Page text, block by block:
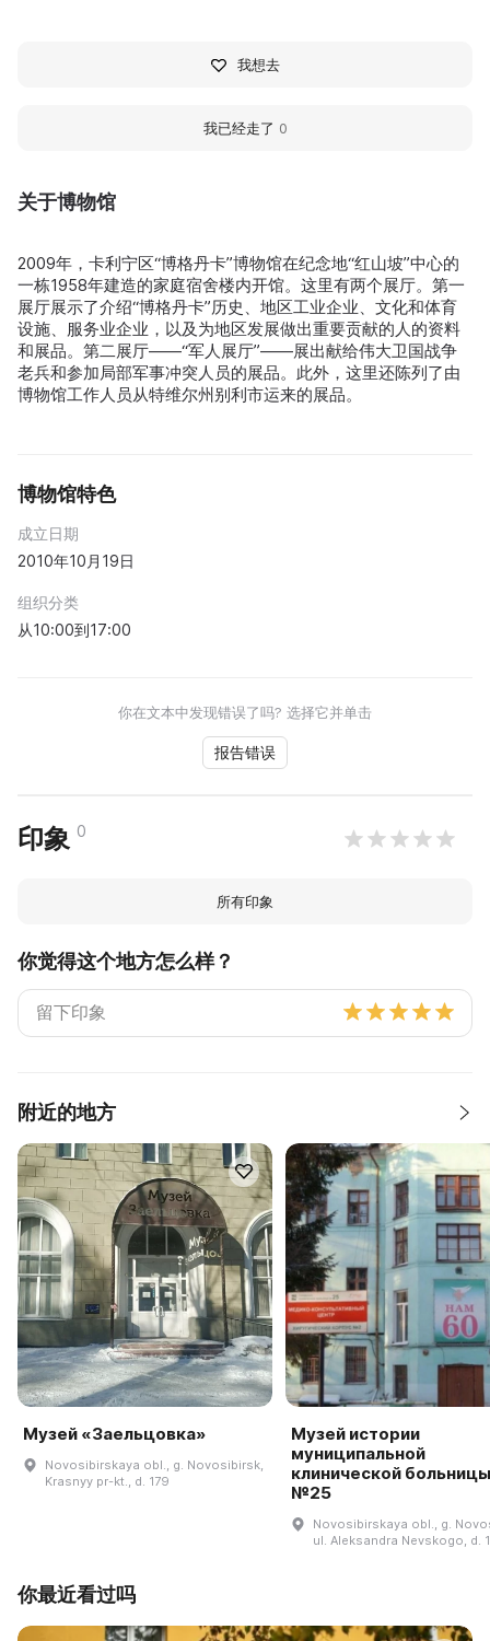
关于博物馆
2009年，卡利宁区“博格丹卡”博物馆在纪念地“红山坡”中心的
一栋1958年建造的家庭宿舍楼内开馆。这里有两个展厅。第一
展厅展示了介绍“博格丹卡”历史、地区工业企业、文化和体育
设施、服务业企业，以及为地区发展做出重要贡献的人的资料
和展品。第二展厅——“军人展厅”——展出献给伟大卫国战争
老兵和参加局部军事冲突人员的展品。此外，这里还陈列了由
博物馆工作人员从特维尔州别利市运来的展品。
博物馆特色
成立日期
2010年10月19日
组织分类
从10:00到17:00
你在文本中发现错误了吗? 选择它并单击
报告错误
印象 0
所有印象
你觉得这个地方怎么样？
附近的地方
Музей «Заельцовка»
Novosibirskaya obl., g. Novosibirsk,
Krasnyy pr-kt., d. 179
Музей истории
муниципальной
клинической больницы
№25
Novosibirskaya obl., g.
ul. Aleksandra Nevskogo, d.
你最近看过吗
我想去
我已经走了 0